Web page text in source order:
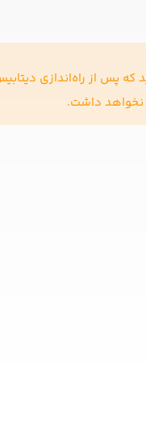
که پس از راه‌اندازی
نخواهد داشت.